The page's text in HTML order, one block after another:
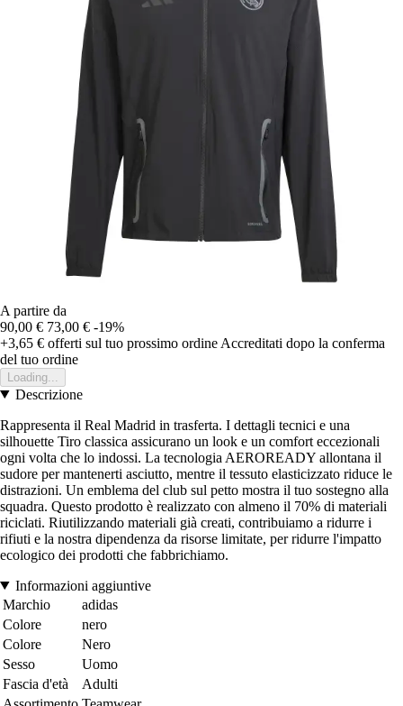
A partire da
90,00 € 73,00 € -19%
+3,65 € offerti sul tuo prossimo ordine Accreditati dopo la conferma
del tuo ordine
Loading...
Descrizione
Rappresenta il Real Madrid in trasferta. I dettagli tecnici e una
silhouette Tiro classica assicurano un look e un comfort eccezionali
ogni volta che lo indossi. La tecnologia AEROREADY allontana il
sudore per mantenerti asciutto, mentre il tessuto elasticizzato riduce le
distrazioni. Un emblema del club sul petto mostra il tuo sostegno alla
squadra. Questo prodotto è realizzato con almeno il 70% di materiali
riciclati. Riutilizzando materiali già creati, contribuiamo a ridurre i
rifiuti e la nostra dipendenza da risorse limitate, per ridurre l'impatto
ecologico dei prodotti che fabbrichiamo.
Informazioni aggiuntive
Marchio
adidas
Colore
nero
Colore
Nero
Sesso
Uomo
Fascia d'età
Adulti